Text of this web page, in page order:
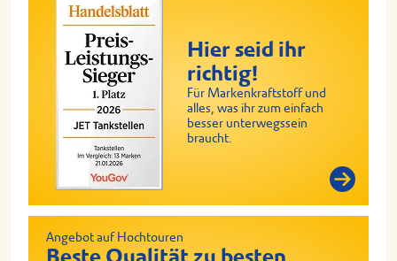
Hier seid ihr
richtig!
Für Markenkraftstoff und
alles, was ihr zum einfach
besser unterwegssein
braucht.
Angebot auf Hochtouren